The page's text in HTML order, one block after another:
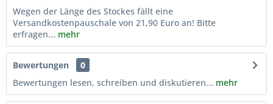
Wegen der Länge des Stockes fällt eine
Versandkostenpauschale von 21,90 Euro an! Bitte
erfragen... mehr
Bewertungen
0
Bewertungen lesen, schreiben und diskutieren... mehr